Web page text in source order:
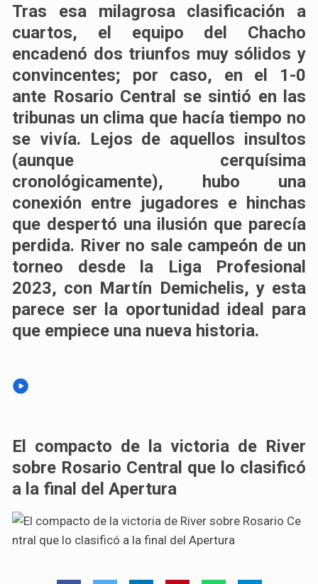
Tras esa milagrosa clasificación a
cuartos,
el equipo del Chacho
encadenó dos triunfos muy sólidos y
convincentes; por caso,
en el 1-0
ante Rosario Central se sintió en las
tribunas un clima que hacía tiempo no
se vivía. Lejos de aquellos insultos
(aunque cerquísima
cronológicamente), hubo una
conexión entre jugadores e hinchas
que despertó una ilusión que parecía
perdida. River no sale campeón de un
torneo desde la Liga Profesional
2023, con Martín Demichelis, y esta
parece ser la oportunidad ideal para
que empiece una nueva historia.
El compacto de la victoria de River
sobre Rosario Central que lo clasificó
a la final del Apertura